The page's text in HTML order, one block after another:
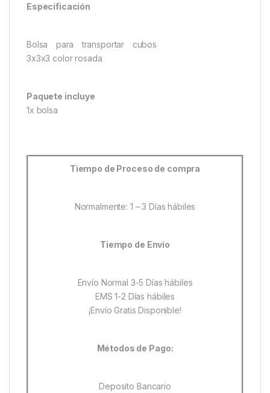
Especificación
Bolsa para transportar cubos
3x3x3 color rosada
Paquete incluye
1x bolsa
Tiempo de Proceso de compra
Normalmente: 1 – 3 Días hábiles
Tiempo de Envío
Envío Normal 3-5 Días hábiles
EMS 1-2 Días hábiles
¡Envío Gratis Disponible!
Métodos de Pago:
Deposito Bancario